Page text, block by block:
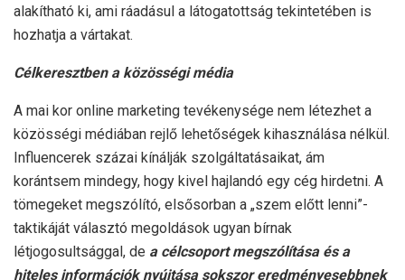
alakítható ki, ami ráadásul a látogatottság tekintetében is
hozhatja a vártakat.
Célkeresztben a közösségi média
A mai kor online marketing tevékenysége nem létezhet a
közösségi médiában rejlő lehetőségek kihasználása nélkül.
Influencerek százai kínálják szolgáltatásaikat, ám
korántsem mindegy, hogy kivel hajlandó egy cég hirdetni. A
tömegeket megszólító, elsősorban a „szem előtt lenni”-
taktikáját választó megoldások ugyan bírnak
létjogosultsággal, de a célcsoport megszólítása és a
hiteles információk nyújtása sokszor eredményesebbnek